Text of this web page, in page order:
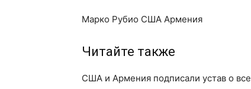
Марко Рубио США Армения
Читайте также
США и Армения подписали устав о